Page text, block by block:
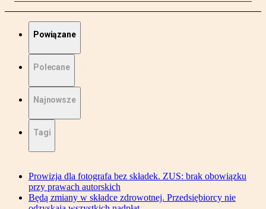
Powiązane
Polecane
Najnowsze
Tagi
Prowizja dla fotografa bez składek. ZUS: brak obowiązku
przy prawach autorskich
Będą zmiany w składce zdrowotnej. Przedsiębiorcy nie